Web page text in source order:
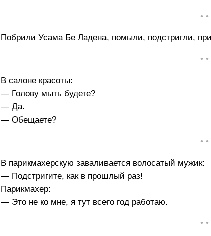
• •
Побрили Усама Бе Ладена, помыли, подстригли,
• •
В салоне красоты:
— Голову мыть будете?
— Да.
— Обещаете?
• •
В парикмахерскую заваливается волосатый мужик:
— Подстригите, как в прошлый раз!
Парикмахер:
— Это не ко мне, я тут всего год работаю.
• •